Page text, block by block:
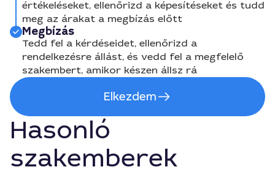
értékeléseket, ellenőrizd a képesítéseket és tudd
meg az árakat a megbízás előtt
Megbízás
Tedd fel a kérdéseidet, ellenőrizd a
rendelkezésre állást, és vedd fel a megfelelő
szakembert, amikor készen állsz rá
Elkezdem
Hasonló
szakemberek